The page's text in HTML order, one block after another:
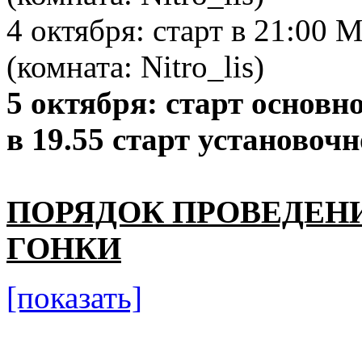
4 октября: старт в 21:00
(комната: Nitro_lis)
5 октября: старт
в 19.55 старт
ПОРЯДОК
ГОНКИ
[показать]